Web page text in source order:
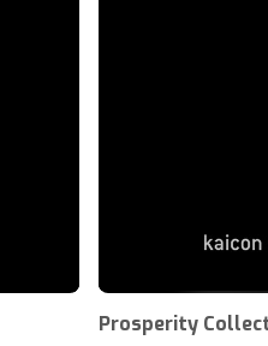
Prosperity